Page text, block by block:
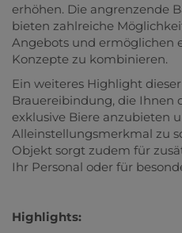
erhöhen. Die angrenzende
bieten zahlreiche
Angebots und ermöglichen
Konzepte zu kombinieren.
Ein weiteres Highlight
Brauereibindung, die Ihnen
exklusive Biere anzubieten
Alleinstellungsmerkmal zu
Objekt sorgt zudem für
Ihr Personal oder für
Highlights: